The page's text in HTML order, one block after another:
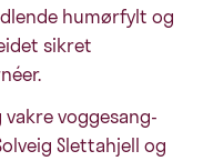
humørfylt og
sikret
vakre voggesang-
Slettahjell og